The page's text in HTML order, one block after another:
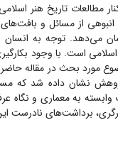
مطالعات تاریخ هنر
انبوهی از مسائل و
می‌دهد. توجه به
است. با وجود
مورد بحث در مقاله
نشان داده شد که
وابسته به معماری و
برداشت‌های نادرست